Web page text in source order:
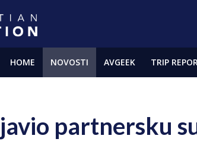
HOME NOVOSTI AVGEEK TRIP
partnersku